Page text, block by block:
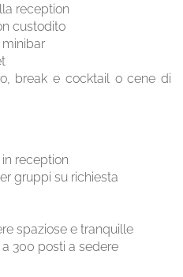
reception
custodito
break e cocktail o cene di
reception
gruppi su richiesta
spaziose e tranquille
300 posti a sedere